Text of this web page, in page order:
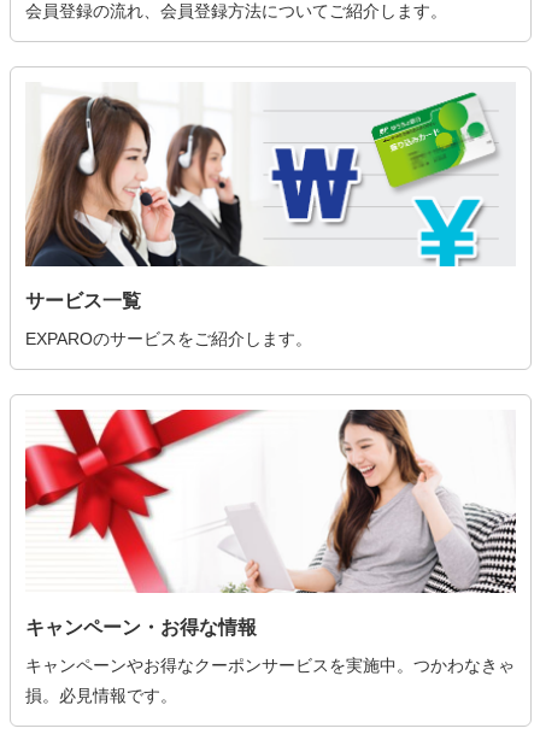
会員登録の流れ、会員登録方法についてご紹介します。
サービス一覧
EXPAROのサービスをご紹介します。
キャンペーン・お得な情報
キャンペーンやお得なクーポンサービスを実施中。つかわなきゃ
損。必見情報です。